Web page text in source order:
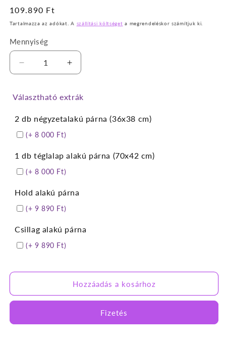
Normál
ár
109.890 Ft
Tartalmazza az adókat. A szállítási költséget a megrendeléskor számítjuk ki.
Mennyiség
Leonel
sötétbeige
mennyiségének
Leonel
sötétbeige
mennyiségének
Választható extrák
2 db négyzetalakú párna (36x38 cm)
(+ 8 000 Ft)
1 db téglalap alakú párna (70x42 cm)
(+ 8 000 Ft)
Hold alakú párna
(+ 9 890 Ft)
Csillag alakú párna
(+ 9 890 Ft)
Hozzáadás a kosárhoz
Fizetés